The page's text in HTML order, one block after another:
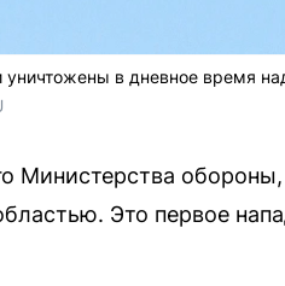
в дневное время
Министерства
Это первое